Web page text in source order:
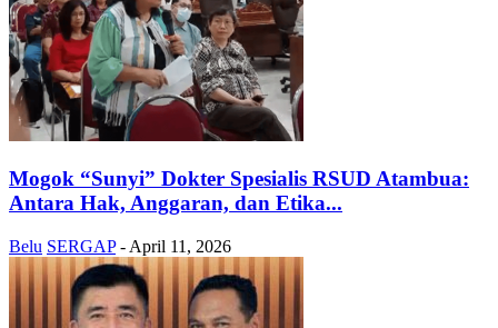
Mogok “Sunyi” Dokter Spesialis RSUD Atambua:
Antara Hak, Anggaran, dan Etika...
Belu SERGAP - April 11, 2026